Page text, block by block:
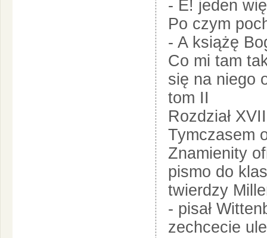
- E! jeden
Po czym
- A książę
Co mi tam
się na niego
tom II
Rozdział XVII
Tymczasem
Znamienity
pismo do
twierdzy
- pisał
zechcecie